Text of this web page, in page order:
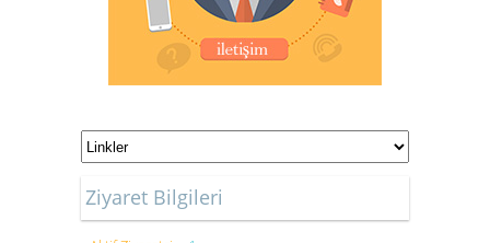
Ziyaret Bilgileri